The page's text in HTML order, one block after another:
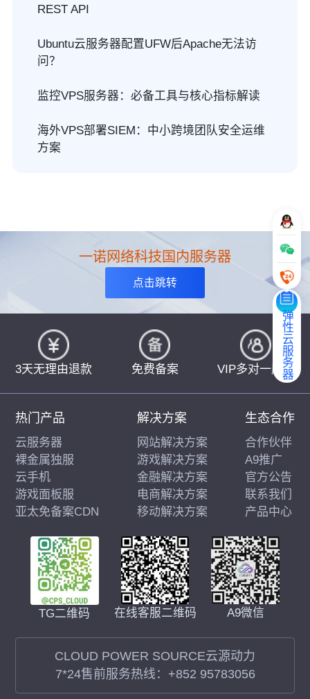
REST API
Ubuntu云服务器配置UFW后Apache无法访
问？
监控VPS服务器：必备工具与核心指标解读
海外VPS部署SIEM：中小跨境团队安全运维
方案
弹性云服务器
一诺网络科技国内服务器
点击跳转
3天无理由退款 免费备案 VIP多对一服务
TG二维码 在线客服二维码 A9微信
CLOUD POWER SOURCE云源动力
7*24售前服务热线： +852 95783056
热门产品
云服务器
裸金属独服
云手机
游戏面板服
亚太免备案CDN
解决方案
网站解决方案
游戏解决方案
金融解决方案
电商解决方案
移动解决方案
生态合作
合作伙伴
A9推广
官方公告
联系我们
产品中心